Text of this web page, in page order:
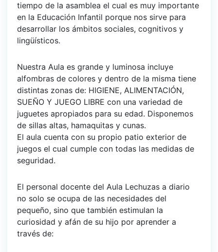
tiempo de la asamblea el cual es muy importante
en la Educación Infantil porque nos sirve para
desarrollar los ámbitos sociales, cognitivos y
lingüísticos.
Nuestra Aula es grande y luminosa incluye
alfombras de colores y dentro de la misma tiene
distintas zonas de: HIGIENE, ALIMENTACIÓN,
SUEÑO Y JUEGO LIBRE con una variedad de
juguetes apropiados para su edad. Disponemos
de sillas altas, hamaquitas y cunas.
El aula cuenta con su propio patio exterior de
juegos el cual cumple con todas las medidas de
seguridad.
El personal docente del Aula Lechuzas a diario
no solo se ocupa de las necesidades del
pequeño, sino que también estimulan la
curiosidad y afán de su hijo por aprender a
través de: